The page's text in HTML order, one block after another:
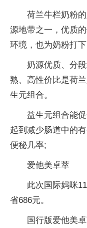
荷兰牛栏奶粉
源地带之一，优质
环境，也为奶粉打下
奶源优质、分
熟、高性价比是荷
生元组合。
益生元组合能
起到减少肠道中的
便秘几率;
爱他美卓萃
此次国际妈咪
省686元。
国行版爱他美